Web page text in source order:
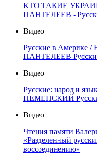
КТО ТАКИЕ
ПАНТЕЛЕЕВ -
Видео
Русские в Америке
ПАНТЕЛЕЕВ
Видео
Русские: народ и
НЕМЕНСКИЙ
Видео
Чтения памяти
«Разделенный
воссоединению»